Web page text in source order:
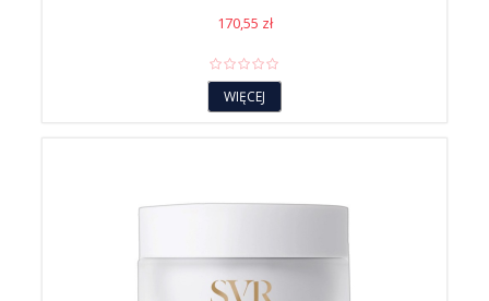
170,55 zł
WIĘCEJ